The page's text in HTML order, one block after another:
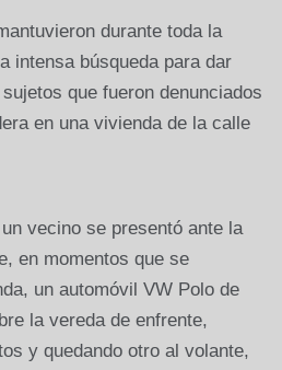
durante toda la
intensa búsqueda para dar
que fueron denunciados
en una vivienda de la calle
vecino se presentó ante la
en momentos que se
un automóvil VW Polo de
la vereda de enfrente,
y quedando otro al volante,